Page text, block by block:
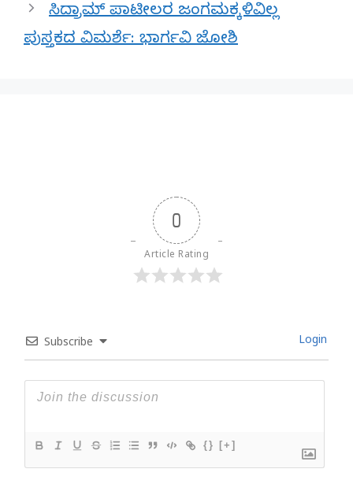
ಸಿದ್ರಾಮ್ ಪಾಟೀಲರ ಜಂಗಮಕ್ಕಳಿವಿಲ್ಲ
ಪುಸ್ತಕದ ವಿಮರ್ಶೆ: ಭಾರ್ಗವಿ ಜೋಶಿ
0
Article Rating
Subscribe Login
{} [+]